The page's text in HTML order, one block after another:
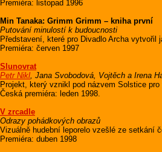
Premiéra: listopad 1996
Min Tanaka: Grimm Grimm – kniha první
Putování minulostí k budoucnosti
Představení, které pro Divadlo Archa
Premiéra: červen 1997
Slunovrat
Petr Nikl, Jana Svobodová, Vojtěch a Irena
Projekt, který vznikl pod názvem Solstice
Česká premiéra: leden 1998.
V zrcadle
Odrazy pohádkových obrazů
Vizuálně hudební leporelo vzešlé ze setkání
Premiéra: duben 1998